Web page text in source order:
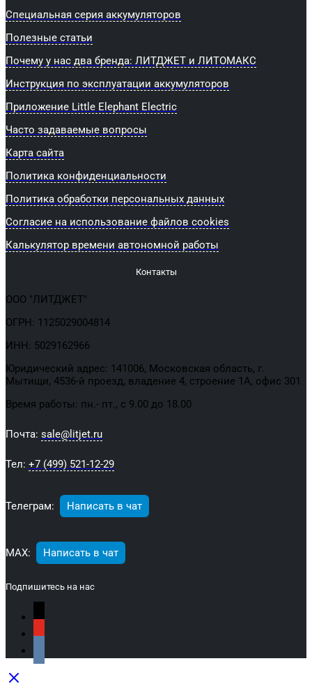
Специальная серия аккумуляторов
Полезные статьи
Почему у нас два бренда: ЛИТДЖЕТ и ЛИТОМАКС
Инструкция по эксплуатации аккумуляторов
Приложение Little Elephant Electric
Часто задаваемые вопросы
Карта сайта
Политика конфиденциальности
Политика обработки персональных данных
Согласие на использование файлов cookies
Калькулятор времени автономной работы
Контакты
ООО "ЛИТДЖЕТ"
ОГРН: 1125029004814
ИНН: 5029162966
Юридический адрес: 141006, Московская область, г.
Мытищи, 4536-й проезд, владение 4, строение 1А, офис 301
Время работы: пн.- пт., с 9.00 до 18.00
Почта: sale@litjet.ru
Тел: +7 (499) 521-12-29
Телеграм: Написать в чат
МАХ: Написать в чат
Подпишитесь на нас